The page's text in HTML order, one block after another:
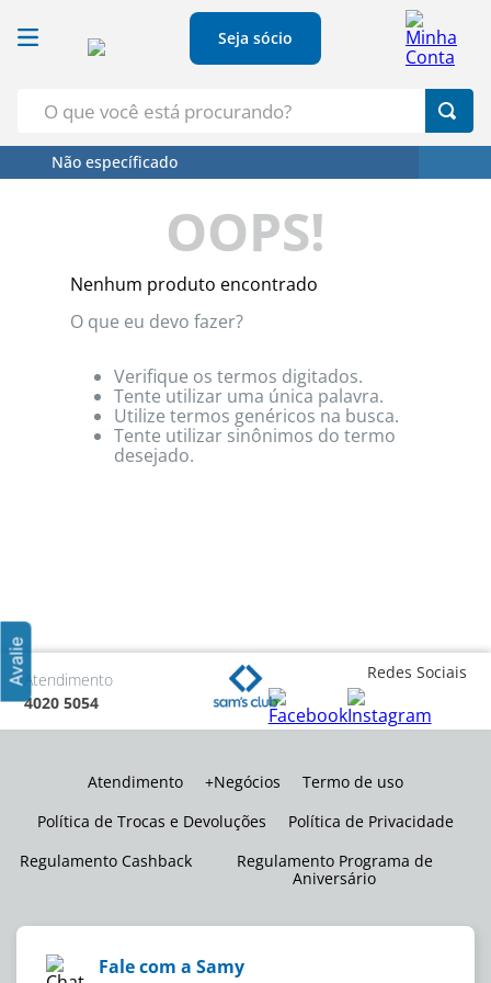
Seja sócio
Não específicado
OOPS!
Nenhum produto encontrado
O que eu devo fazer?
Verifique os termos digitados.
Tente utilizar uma única palavra.
Utilize termos genéricos na busca.
Tente utilizar sinônimos do termo
desejado.
Atendimento
4020 5054
Redes Sociais
Atendimento +Negócios
Termo de uso
Política de Trocas e Devoluções
Política de Privacidade
Regulamento Cashback
Regulamento Programa de
Aniversário
Fale com a Samy
Termos Mais Buscados
º Papel Higienico
º Leite
Azeite